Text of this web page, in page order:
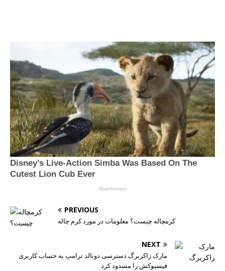
PREVIOUS
کرمچاله چیست؟ معلومات در مورد کرم چاله
NEXT
مارک زاکربرگ دسترسی دونالد ترامپ به حساب کاربری
فیسبوکش را مسدود کرد